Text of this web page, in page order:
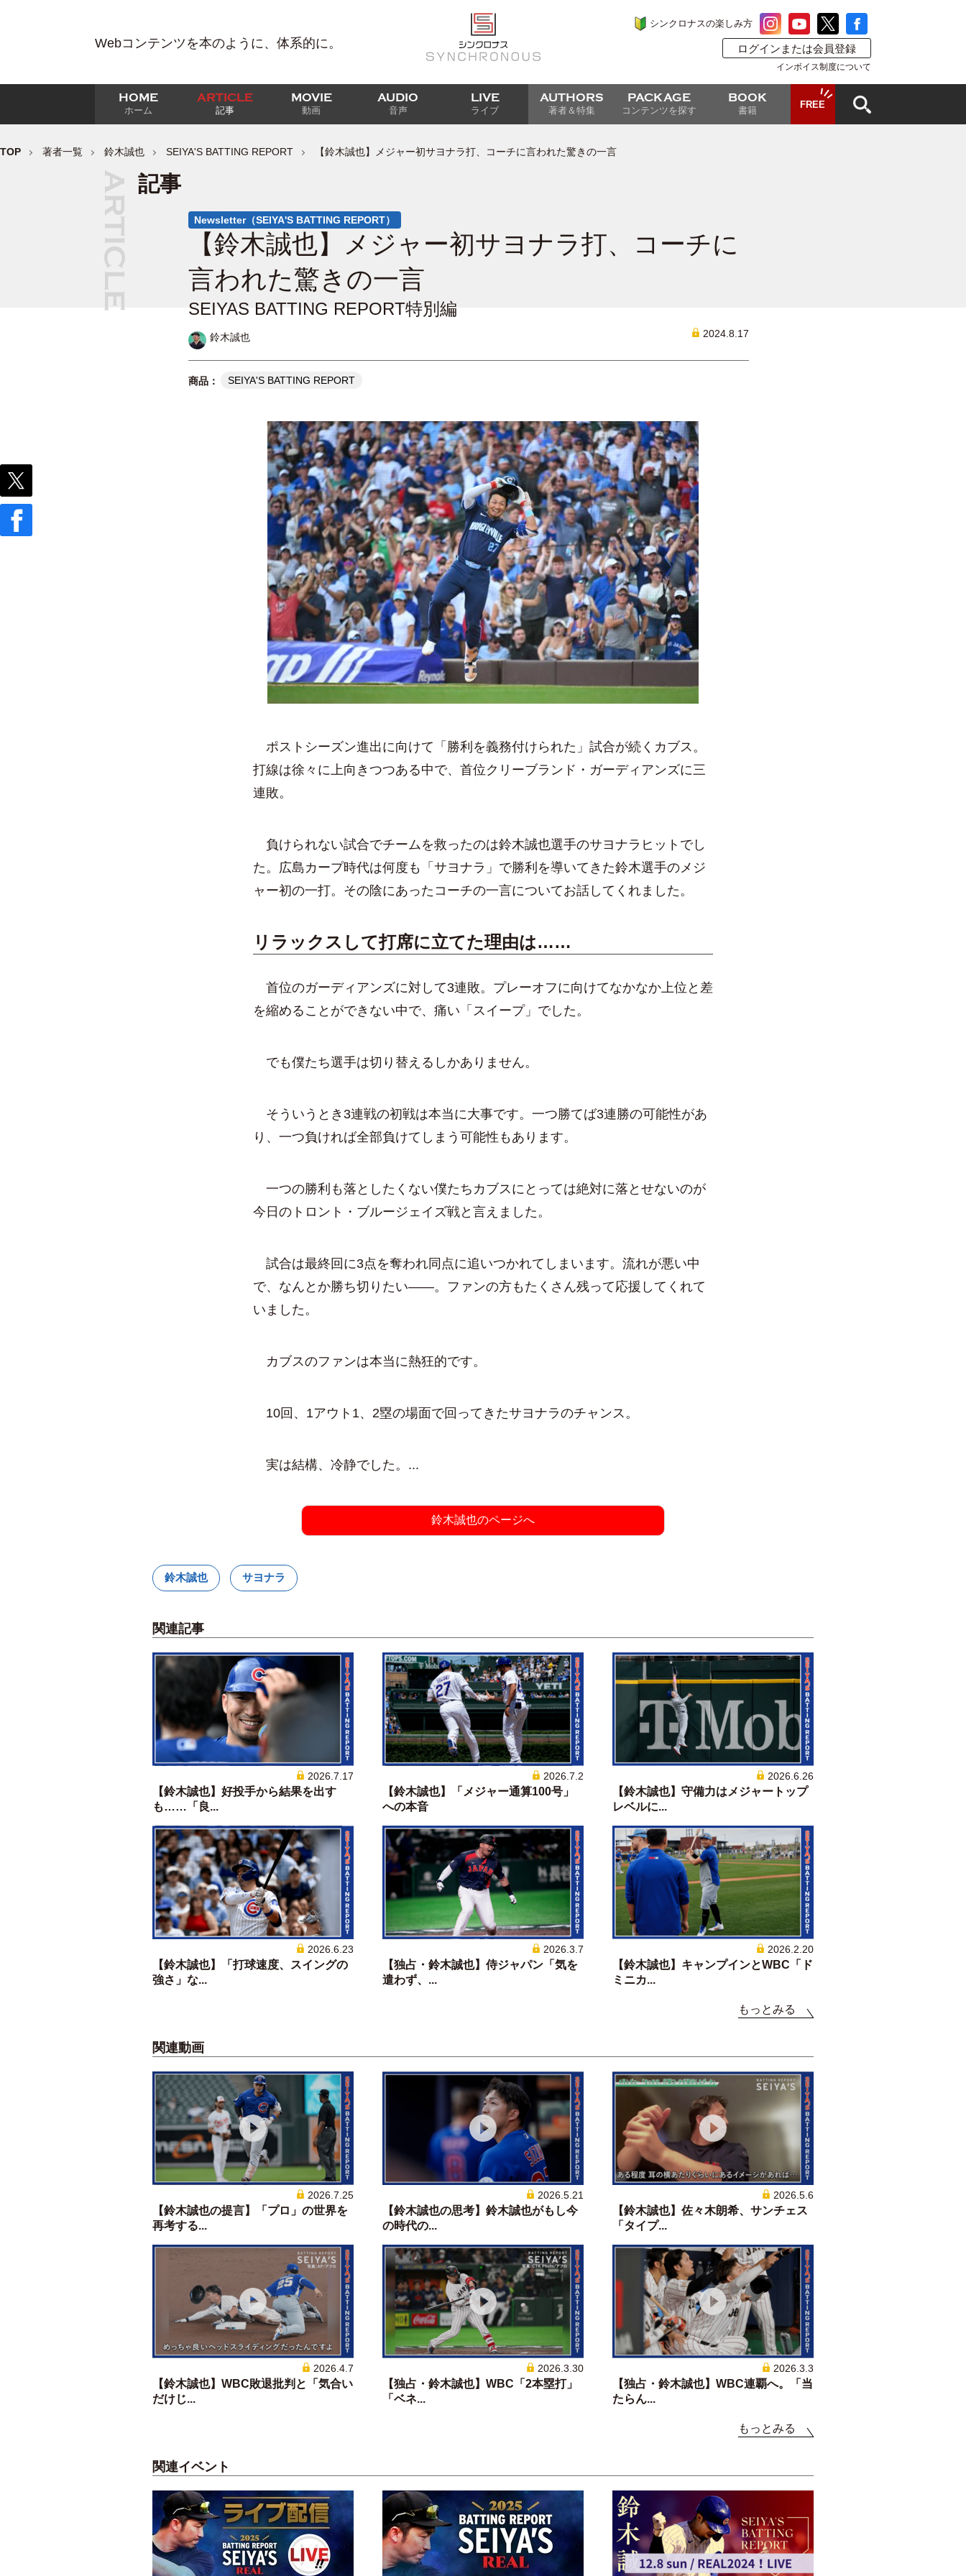
Webコンテンツを本のように、体系的に。
シンクロナスの楽しみ方
ログインまたは会員登録
インボイス制度について
HOME
ホーム
ARTICLE
記事
MOVIE
動画
AUDIO
音声
LIVE
ライブ
AUTHORS
著者＆特集
PACKAGE
コンテンツを探す
BOOK
書籍
FREE
TOP 著者一覧 鈴木誠也 SEIYA'S BATTING REPORT 【鈴木誠也】メジャー初サヨナラ打、コーチに言われた驚きの一言
記事
Newsletter（SEIYA'S BATTING REPORT）
【鈴木誠也】メジャー初サヨナラ打、コーチに
言われた驚きの一言
SEIYAS BATTING REPORT特別編
鈴木誠也 2024.8.17
SEIYA'S BATTING REPORT
ポストシーズン進出に向けて「勝利を義務付けられた」試合が続くカブス。
打線は徐々に上向きつつある中で、首位クリーブランド・ガーディアンズに三
連敗。
負けられない試合でチームを救ったのは鈴木誠也選手のサヨナラヒットでし
た。広島カープ時代は何度も「サヨナラ」で勝利を導いてきた鈴木選手のメジ
ャー初の一打。その陰にあったコーチの一言についてお話してくれました。
リラックスして打席に立てた理由は……
首位のガーディアンズに対して3連敗。プレーオフに向けてなかなか上位と差
を縮めることができない中で、痛い「スイープ」でした。
でも僕たち選手は切り替えるしかありません。
そういうとき3連戦の初戦は本当に大事です。一つ勝てば3連勝の可能性があ
り、一つ負ければ全部負けてしまう可能性もあります。
一つの勝利も落としたくない僕たちカブスにとっては絶対に落とせないのが
今日のトロント・ブルージェイズ戦と言えました。
試合は最終回に3点を奪われ同点に追いつかれてしまいます。流れが悪い中
で、なんとか勝ち切りたい――。ファンの方もたくさん残って応援してくれて
いました。
カブスのファンは本当に熱狂的です。
10回、1アウト1、2塁の場面で回ってきたサヨナラのチャンス。
実は結構、冷静でした。...
鈴木誠也のページへ
鈴木誠也 サヨナラ
関連記事
2026.7.17
【鈴木誠也】好投手から結果を出す
も……「良...
2026.7.2
【鈴木誠也】「メジャー通算100号」
への本音
2026.6.26
【鈴木誠也】守備力はメジャートップ
レベルに...
2026.6.23
【鈴木誠也】「打球速度、スイングの
強さ」な...
2026.3.7
【独占・鈴木誠也】侍ジャパン「気を
遣わず、...
2026.2.20
【鈴木誠也】キャンプインとWBC「ド
ミニカ...
もっとみる
関連動画
2026.7.25
【鈴木誠也の提言】「プロ」の世界を
再考する...
2026.5.21
【鈴木誠也の思考】鈴木誠也がもし今
の時代の...
2026.5.6
【鈴木誠也】佐々木朗希、サンチェス
「タイプ...
2026.4.7
【鈴木誠也】WBC敗退批判と「気合い
だけじ...
2026.3.30
【独占・鈴木誠也】WBC「2本塁打」
「ベネ...
2026.3.3
【独占・鈴木誠也】WBC連覇へ。「当
たらん...
もっとみる
関連イベント